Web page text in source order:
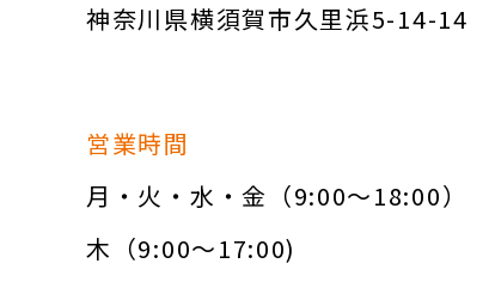
神奈川県横須賀市久里浜5-14-14
営業時間
月・火・水・金（9:00～18:00）
木（9:00～17:00)